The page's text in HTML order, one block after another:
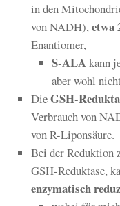
in den
von NADH), etwa
Enantiomer,
S-ALAkann
aber wohl
DieGSH-
Verbrauch von
von R-Liponsäure.
Bei der
GSH-Reduktase,
enzymatisch